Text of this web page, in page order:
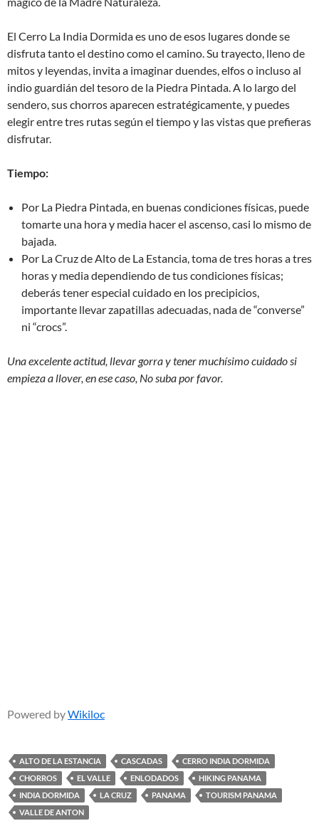
El Cerro La India Dormida es uno de esos lugares donde se
disfruta tanto el destino como el camino. Su trayecto, lleno de
mitos y leyendas, invita a imaginar duendes, elfos o incluso al
indio guardián del tesoro de la Piedra Pintada. A lo largo del
sendero, sus chorros aparecen estratégicamente, y puedes
elegir entre tres rutas según el tiempo y las vistas que prefieras
disfrutar.
Tiempo:
Por La Piedra Pintada, en buenas condiciones fí­sicas, puede
tomarte una hora y media hacer el ascenso, casi lo mismo de
bajada.
Por La Cruz de Alto de La Estancia, toma de tres horas a tres
horas y media dependiendo de tus condiciones físicas;
deberás tener especial cuidado en los precipicios,
importante llevar zapatillas adecuadas, nada de “converse”
ni “crocs”.
Una excelente actitud, llevar gorra y tener muchísimo cuidado si
empieza a llover, en ese caso, No suba por favor.
Powered byWikiloc
ALTO DE LA ESTANCIA CASCADAS
CERRO INDIA DORMIDA
CHORROS
EL VALLE ENLODADOS
HIKING PANAMA
INDIA DORMIDA
LA CRUZ PANAMA
TOURISM PANAMA
VALLE DE ANTON